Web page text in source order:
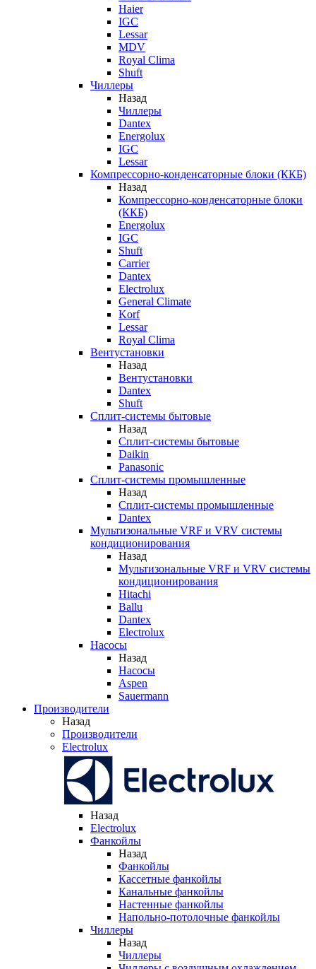
Haier
IGC
Lessar
MDV
Royal Clima
Shuft
Чиллеры
Назад
Чиллеры
Dantex
Energolux
IGC
Lessar
Компрессорно-конденсаторные блоки (ККБ)
Назад
Компрессорно-конденсаторные блоки
(ККБ)
Energolux
IGC
Shuft
Carrier
Dantex
Electrolux
General Climate
Korf
Lessar
Royal Clima
Вентустановки
Назад
Вентустановки
Dantex
Shuft
Сплит-системы бытовые
Назад
Сплит-системы бытовые
Daikin
Panasonic
Сплит-системы промышленные
Назад
Сплит-системы промышленные
Dantex
Мультизональные VRF и VRV системы
кондиционирования
Назад
Мультизональные VRF и VRV системы
кондиционирования
Hitachi
Ballu
Dantex
Electrolux
Насосы
Назад
Насосы
Aspen
Sauermann
Производители
Назад
Производители
Electrolux
Назад
Electrolux
Фанкойлы
Назад
Фанкойлы
Кассетные фанкойлы
Канальные фанкойлы
Настенные фанкойлы
Напольно-потолочные фанкойлы
Чиллеры
Назад
Чиллеры